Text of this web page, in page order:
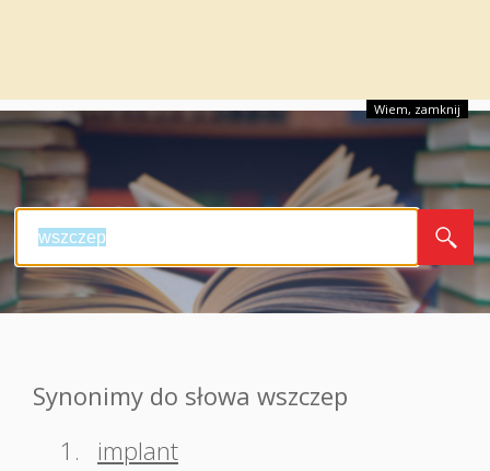
Wiem, zamknij
Synonimy do słowa wszczep
1.
implant